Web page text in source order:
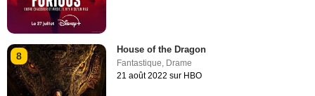
8
House of the Dragon
Fantastique, Drame
21 août 2022 sur HBO